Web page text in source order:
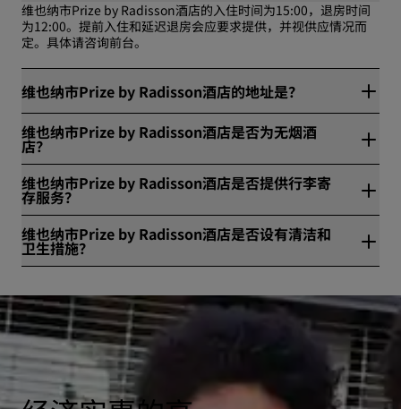
维也纳市Prize by Radisson酒店的入住时间为15:00，退房时间
为12:00。提前入住和延迟退房会应要求提供，并视供应情况而
定。具体请咨询前台。
维也纳市Prize by Radisson酒店的地址是？
维也纳市Prize by Radisson酒店位于Karl-Popper-Straße 7，维
也纳，奥地利。
维也纳市Prize by Radisson酒店是否为无烟酒
店？
是，维也纳市Prize by Radisson酒店是无烟酒店。
维也纳市Prize by Radisson酒店是否提供行李寄
存服务？
当然，维也纳市Prize by Radisson酒店提供免费行李寄存服务。
维也纳市Prize by Radisson酒店是否设有清洁和
卫生措施？
https://www.radissonhotels.com/en-us/social-
responsibility/health-safety